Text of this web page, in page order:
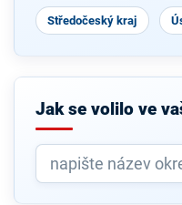
Středočeský kraj
Jak se volilo ve